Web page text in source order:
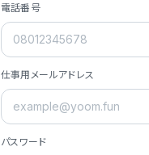
- **実
- **強
- **ミ
- **ビ
電話番号
仕事用メールアドレス
パスワード